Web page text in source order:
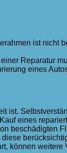
ist nicht
Reparatur
eines
ist.
eines
beschädigten
können weitere